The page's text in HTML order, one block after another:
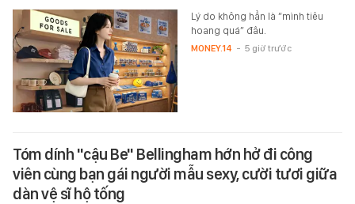
Lý do không hẳn là “mình tiêu
hoang quá” đâu.
MONEY.14 - 5 giờ trước
Tóm dính "cậu Be" Bellingham hớn hở đi công
viên cùng bạn gái người mẫu sexy, cười tươi giữa
dàn vệ sĩ hộ tống